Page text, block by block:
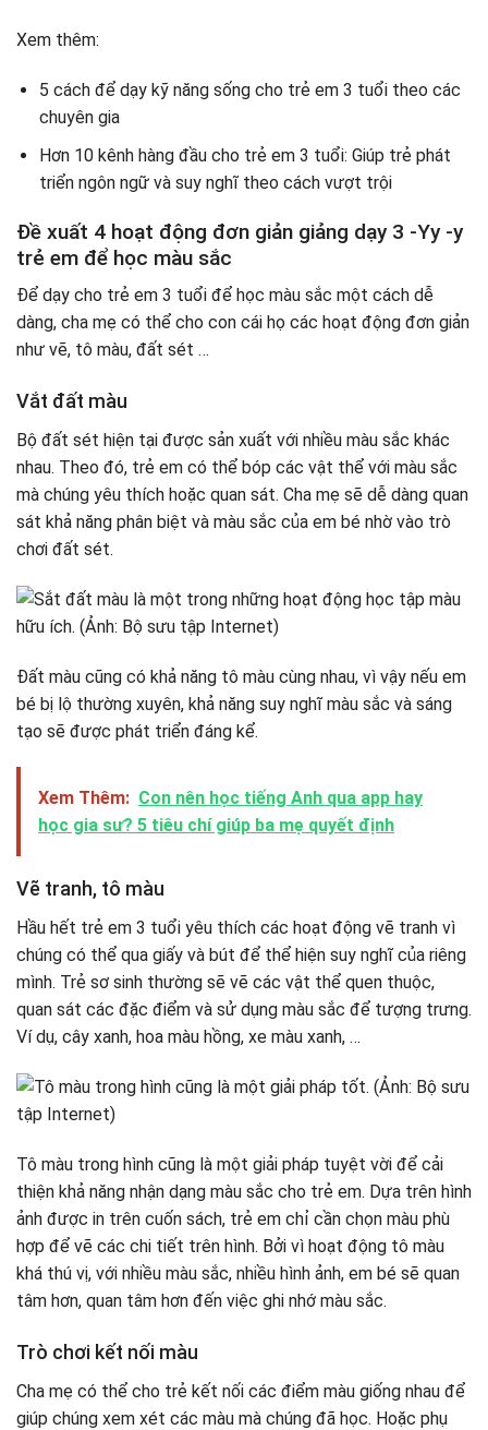
Xem thêm:
5 cách để dạy kỹ năng sống cho trẻ em 3 tuổi theo các
chuyên gia
Hơn 10 kênh hàng đầu cho trẻ em 3 tuổi: Giúp trẻ phát
triển ngôn ngữ và suy nghĩ theo cách vượt trội
Đề xuất 4 hoạt động đơn giản giảng dạy 3 -Yy -y
trẻ em để học màu sắc
Để dạy cho trẻ em 3 tuổi để học màu sắc một cách dễ
dàng, cha mẹ có thể cho con cái họ các hoạt động đơn giản
như vẽ, tô màu, đất sét …
Vắt đất màu
Bộ đất sét hiện tại được sản xuất với nhiều màu sắc khác
nhau. Theo đó, trẻ em có thể bóp các vật thể với màu sắc
mà chúng yêu thích hoặc quan sát. Cha mẹ sẽ dễ dàng quan
sát khả năng phân biệt và màu sắc của em bé nhờ vào trò
chơi đất sét.
Đất màu cũng có khả năng tô màu cùng nhau, vì vậy nếu em
bé bị lộ thường xuyên, khả năng suy nghĩ màu sắc và sáng
tạo sẽ được phát triển đáng kể.
Xem Thêm: Con nên học tiếng Anh qua app hay
học gia sư? 5 tiêu chí giúp ba mẹ quyết định
Vẽ tranh, tô màu
Hầu hết trẻ em 3 tuổi yêu thích các hoạt động vẽ tranh vì
chúng có thể qua giấy và bút để thể hiện suy nghĩ của riêng
mình. Trẻ sơ sinh thường sẽ vẽ các vật thể quen thuộc,
quan sát các đặc điểm và sử dụng màu sắc để tượng trưng.
Ví dụ, cây xanh, hoa màu hồng, xe màu xanh, …
Tô màu trong hình cũng là một giải pháp tuyệt vời để cải
thiện khả năng nhận dạng màu sắc cho trẻ em. Dựa trên hình
ảnh được in trên cuốn sách, trẻ em chỉ cần chọn màu phù
hợp để vẽ các chi tiết trên hình. Bởi vì hoạt động tô màu
khá thú vị, với nhiều màu sắc, nhiều hình ảnh, em bé sẽ quan
tâm hơn, quan tâm hơn đến việc ghi nhớ màu sắc.
Trò chơi kết nối màu
Cha mẹ có thể cho trẻ kết nối các điểm màu giống nhau để
giúp chúng xem xét các màu mà chúng đã học. Hoặc phụ